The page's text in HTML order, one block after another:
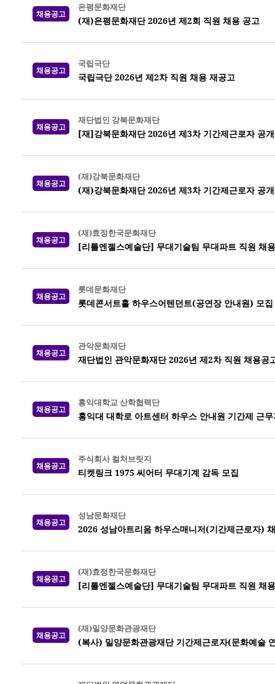
채용공고
은평문화재단
(재)은평문화재단 2026년 제2회 직원 채용 공고
채용공고
국립극단
국립극단 2026년 제2차 직원 채용 재공고
채용공고
재단법인 강북문화재단
[재]강북문화재단 2026년 제3차 기간제근로자 공
채용공고
(재)강북문화재단
(재)강북문화재단 2026년 제3차 기간제근로자 공
채용공고
(재)효정한국문화재단
[리틀엔젤스예술단] 무대기술팀 무대파트 직원 채용
채용공고
롯데문화재단
롯데콘서트홀 하우스어텐던트(공연장 안내원) 모
채용공고
관악문화재단
재단법인 관악문화재단 2026년 제2차 직원 채용공
채용공고
홍익대학교 산학협력단
홍익대 대학로 아트센터 하우스 안내원 기간제 근
채용공고
주식회사 컬처브릿지
티켓링크 1975 씨어터 무대기계 감독 모집
채용공고
성남문화재단
2026 성남아트리움 하우스매니저(기간제근로자)
채용공고
(재)효정한국문화재단
[리틀엔젤스예술단] 무대기술팀 무대파트 직원 채용
채용공고
(재)밀양문화관광재단
(복사) 밀양문화관광재단 기간제근로자(문화예술